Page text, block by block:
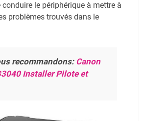
le périphérique à mettre à
problèmes trouvés dans le
recommandons: Canon
Installer Pilote et